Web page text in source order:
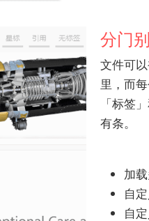
分门
文件可
里，而
「标签
有条。
加
自
自